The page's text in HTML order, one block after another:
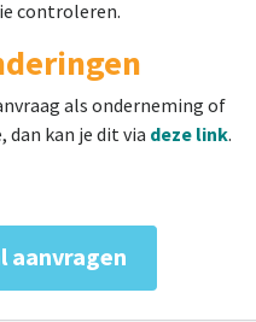
controleren.
als onderneming of
dan kan je dit via deze link.
aanvragen